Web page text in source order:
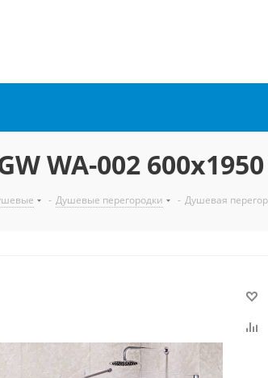
WA-002
- Душевые перегородки - Душевая